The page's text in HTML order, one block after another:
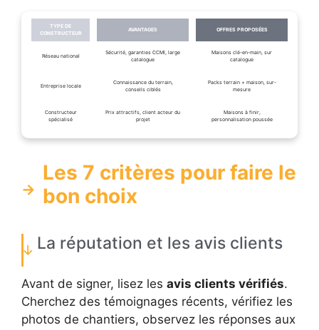
TYPE DE
CONSTRUCTEUR
AVANTAGES OFFRES PROPOSÉES
Réseau national
Sécurité, garanties CCMI, large
catalogue
Maisons clé-en-main, sur
catalogue
Entreprise locale
Connaissance du terrain,
conseils ciblés
Packs terrain + maison, sur-
mesure
Constructeur
spécialisé
Prix attractifs, client acteur du
projet
Maisons à finir,
personnalisation poussée
Les 7 critères pour faire le
bon choix
La réputation et les avis clients
Avant de signer, lisez les avis clients vérifiés.
Cherchez des témoignages récents, vérifiez les
photos de chantiers, observez les réponses aux